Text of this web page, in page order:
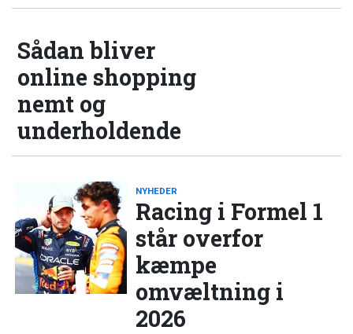
Sådan bliver
online shopping
nemt og
underholdende
NYHEDER
Racing i Formel 1
står overfor
kæmpe
omvæltning i
2026